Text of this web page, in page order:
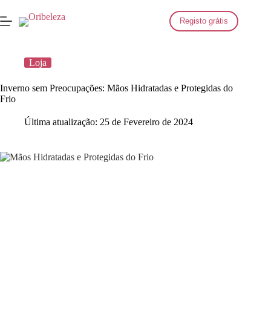
para
o
Registo grátis
Loja
Inverno sem Preocupações: Mãos Hidratadas e Protegidas do
Frio
Última atualização: 25 de Fevereiro de 2024